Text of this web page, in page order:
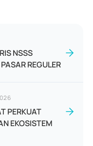
NSSS
REGULER
PERKUAT
EKOSISTEM